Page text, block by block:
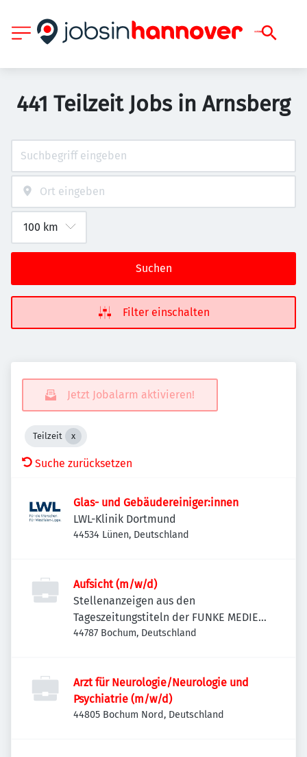
441 Teilzeit Jobs in Arnsberg
Suchen
Filter einschalten
Jetzt Jobalarm aktivieren!
Teilzeit
Suche zurücksetzen
Glas- und Gebäudereiniger:innen
LWL-Klinik Dortmund
44534 Lünen, Deutschland
Aufsicht (m/w/d)
Stellenanzeigen aus den
Tageszeitungstiteln der FUNKE MEDIEN
NRW
44787 Bochum, Deutschland
Arzt für Neurologie/Neurologie und
Psychiatrie (m/w/d)
44805 Bochum Nord, Deutschland